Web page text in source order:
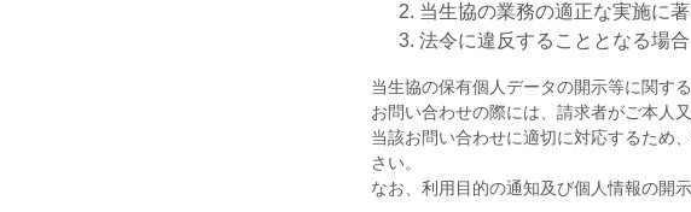
当生協の業務の適正な実施に
法令に違反することとなる場合
当生協の保有個人データの開示等に関す
お問い合わせの際には、請求者がご本人
当該お問い合わせに適切に対応するため
さい。
なお、利用目的の通知及び個人情報の開